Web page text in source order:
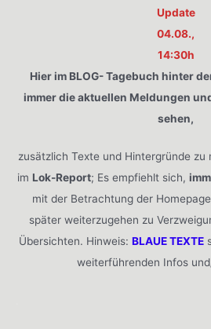
Update
04.08.,
14:30h
Hier im BLOG- Tagebuch hinter
immer die aktuellen Meldungen
sehen,
zusätzlich Texte und Hintergründe zu
im Lok-Report; Es empfiehlt sich,
mit der Betrachtung der
später weiterzugehen zu
Übersichten. Hinweis: BLAUE TEXTE
weiterführenden Infos